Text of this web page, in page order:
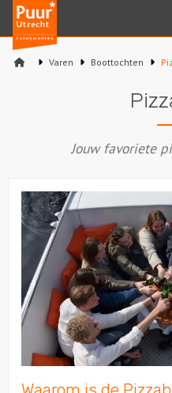
Puur*
Utrecht
bedrijfsuitjes
Varen Boottochten
Jouw favoriete